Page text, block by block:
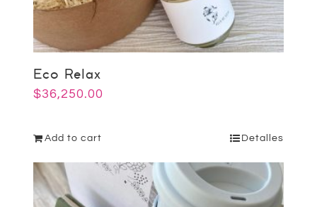
Eco Relax
$36,250.00
Add to cart Detalles